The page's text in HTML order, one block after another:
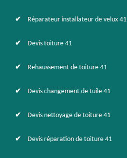
Réparateur installateur de velux 41
Devis toiture 41
Rehaussement de toiture 41
Devis changement de tuile 41
Devis nettoyage de toiture 41
Devis réparation de toiture 41